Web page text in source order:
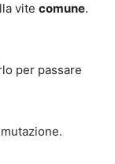
vite comune.
per passare